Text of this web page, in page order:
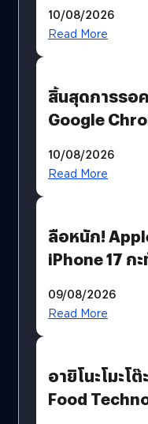
เติมเต็มความ
10/08/2026
Read More
สิ้นสุดการรอ
Google
เงื่อนไขที่กำหน
10/08/2026
Read More
ลือหนัก!
iPhone 17 ก
09/08/2026
Read More
อายิโนะโมะโ
Food